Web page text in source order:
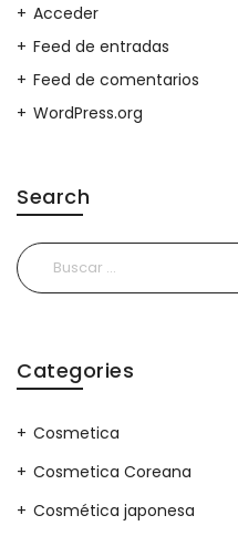
Acceder
Feed de entradas
Feed de comentarios
WordPress.org
Search
Buscar:
Categories
Cosmetica
Cosmetica Coreana
Cosmética japonesa